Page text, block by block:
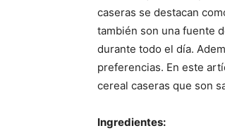
caseras se destacan
también son una fuente
durante todo el día.
preferencias. En este
cereal caseras que son
Ingredientes: